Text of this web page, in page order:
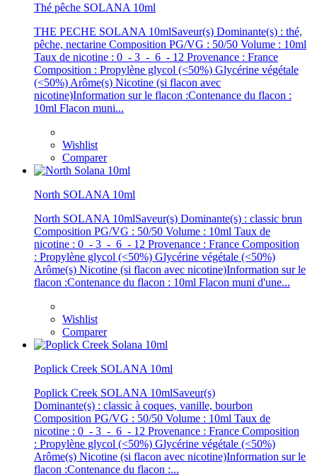
Thé pêche SOLANA 10ml
THE PECHE SOLANA 10mlSaveur(s) Dominante(s) : thé,
pêche, nectarine Composition PG/VG : 50/50 Volume : 10ml
Taux de nicotine : 0 - 3 - 6 - 12 Provenance : France
Composition : Propylène glycol (<50%) Glycérine végétale
(<50%) Arôme(s) Nicotine (si flacon avec
nicotine)Information sur le flacon :Contenance du flacon :
10ml Flacon muni...
Wishlist
Comparer
North SOLANA 10ml
North SOLANA 10mlSaveur(s) Dominante(s) : classic brun
Composition PG/VG : 50/50 Volume : 10ml Taux de
nicotine : 0 - 3 - 6 - 12 Provenance : France Composition
: Propylène glycol (<50%) Glycérine végétale (<50%)
Arôme(s) Nicotine (si flacon avec nicotine)Information sur le
flacon :Contenance du flacon : 10ml Flacon muni d'une...
Wishlist
Comparer
Poplick Creek SOLANA 10ml
Poplick Creek SOLANA 10mlSaveur(s)
Dominante(s) : classic à coques, vanille, bourbon
Composition PG/VG : 50/50 Volume : 10ml Taux de
nicotine : 0 - 3 - 6 - 12 Provenance : France Composition
: Propylène glycol (<50%) Glycérine végétale (<50%)
Arôme(s) Nicotine (si flacon avec nicotine)Information sur le
flacon :Contenance du flacon :...